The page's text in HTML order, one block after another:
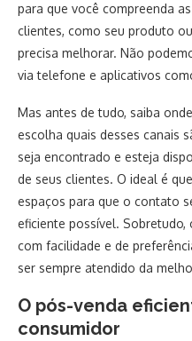
para que você compreenda
clientes, como seu produto
precisa melhorar. Não
via telefone e aplicativos
Mas antes de tudo, saiba
escolha quais desses canais
seja encontrado e esteja
de seus clientes. O ideal é
espaços para que o contato
eficiente possível.
com facilidade e de
ser sempre atendido da
O pós-venda
consumidor